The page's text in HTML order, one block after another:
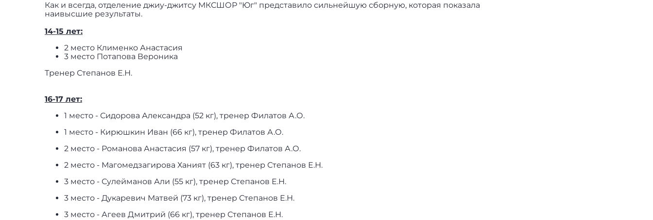
Как и всегда, отделение джиу-джитсу МКСШОР "Юг" представило сильнейшую сборную, которая показала
наивысшие результаты.
14-15 лет:
2 место Клименко Анастасия
3 место Потапова Вероника
Тренер Степанов Е.Н.
16-17 лет:
1 место - Сидорова Александра (52 кг), тренер Филатов А.О.
1 место - Кирюшкин Иван (66 кг), тренер Филатов А.О.
2 место - Романова Анастасия (57 кг), тренер Филатов А.О.
2 место - Магомедзагирова Ханият (63 кг), тренер Степанов Е.Н.
3 место - Сулейманов Али (55 кг), тренер Степанов Е.Н.
3 место - Дукаревич Матвей (73 кг), тренер Степанов Е.Н.
3 место - Агеев Дмитрий (66 кг), тренер Степанов Е.Н.